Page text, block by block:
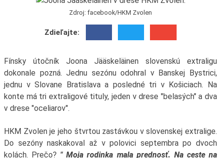
Zdroj: facebook/HKM Zvolen
Zdieľajte:
Fínsky útočník Joona Jääskeläinen slovenskú extraligu
dokonale pozná. Jednu sezónu odohral v Banskej Bystrici,
jednu v Slovane Bratislava a posledné tri v Košiciach. Na
konte má tri extraligové tituly, jeden v drese "belasých" a dva
v drese "oceliarov".
HKM Zvolen je jeho štvrtou zastávkou v slovenskej extralige.
Do sezóny naskakoval až v polovici septembra po dvoch
kolách. Prečo? " Moja rodinka mala prednosť. Na ceste na